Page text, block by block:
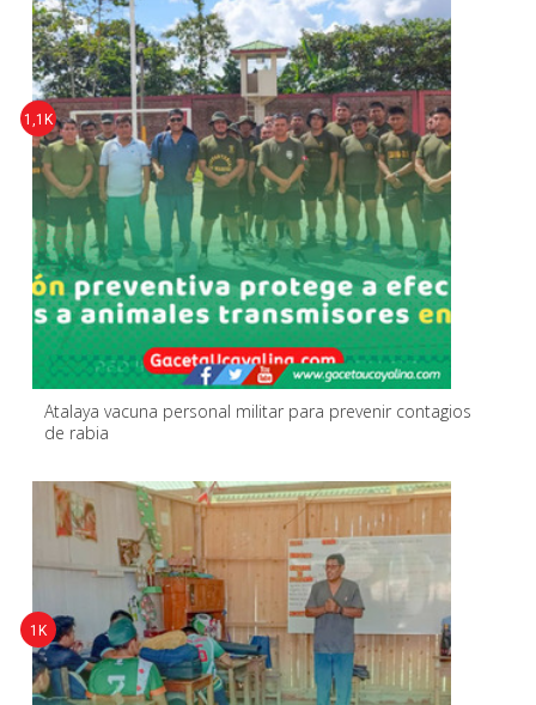
Atalaya vacuna personal militar para prevenir contagios
de rabia
1,1K
1K